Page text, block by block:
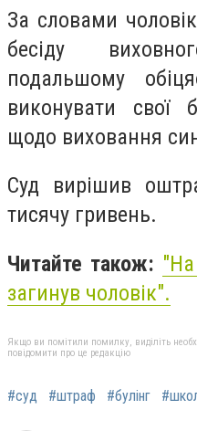
За словами
бесіду
подальшому
виконувати свої
щодо виховання
Суд вирішив
тисячу гривень.
Читайте також:
загинув чоловік".
Якщо ви помітили помилку, виділіть
повідомити про це редакцію
#cуд #штраф #булінг